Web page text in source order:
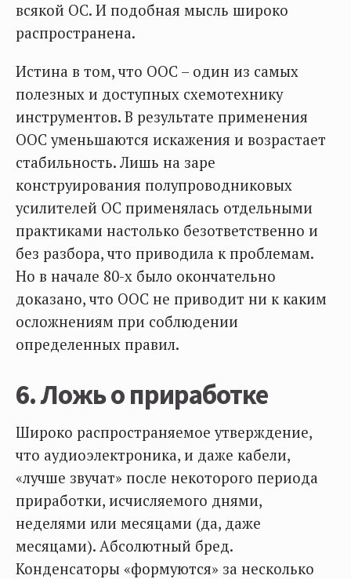
всякой ОС. И подобная мысль широко
распространена.
Истина в том, что ООС – один из самых
полезных и доступных схемотехнику
инструментов. В результате применения
ООС уменьшаются искажения и возрастает
стабильность. Лишь на заре
конструирования полупроводниковых
усилителей ОС применялась отдельными
практиками настолько безответственно и
без разбора, что приводила к проблемам.
Но в начале 80-х было окончательно
доказано, что ООС не приводит ни к каким
осложнениям при соблюдении
определенных правил.
6. Ложь о приработке
Широко распространяемое утверждение,
что аудиоэлектроника, и даже кабели,
«лучше звучат» после некоторого периода
приработки, исчисляемого днями,
неделями или месяцами (да, даже
месяцами). Абсолютный бред.
Конденсаторы «формуются» за несколько